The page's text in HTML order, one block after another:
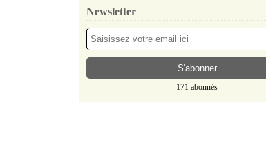
Newsletter
171 abonnés